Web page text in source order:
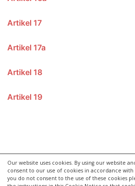
Our website uses cookies. By using our website
consent to our use of cookies in accordance
you do not consent to the use of these cookies
Artikel 17
Artikel 17a
Artikel 18
Artikel 19